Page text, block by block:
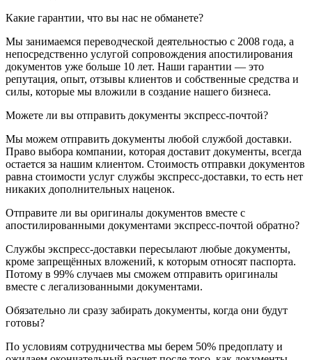
Какие гарантии, что вы нас не обманете?
Мы занимаемся переводческой деятельностью с 2008 года, а
непосредственно услугой сопровождения апостилирования
документов уже больше 10 лет. Наши гарантии — это
репутация, опыт, отзывы клиентов и собственные средства и
силы, которые мы вложили в создание нашего бизнеса.
Можете ли вы отправить документы экспресс-почтой?
Мы можем отправить документы любой службой доставки.
Право выбора компании, которая доставит документы, всегда
остается за нашим клиентом. Стоимость отправки документов
равна стоимости услуг службы экспресс-доставки, то есть нет
никаких дополнительных наценок.
Отправите ли вы оригиналы документов вместе с
апостилированными документами экспресс-почтой обратно?
Службы экспресс-доставки пересылают любые документы,
кроме запрещённых вложений, к которым относят паспорта.
Потому в 99% случаев мы сможем отправить оригиналы
вместе с легализованными документами.
Обязательно ли сразу забирать документы, когда они будут
готовы?
По условиям сотрудничества мы берем 50% предоплату и